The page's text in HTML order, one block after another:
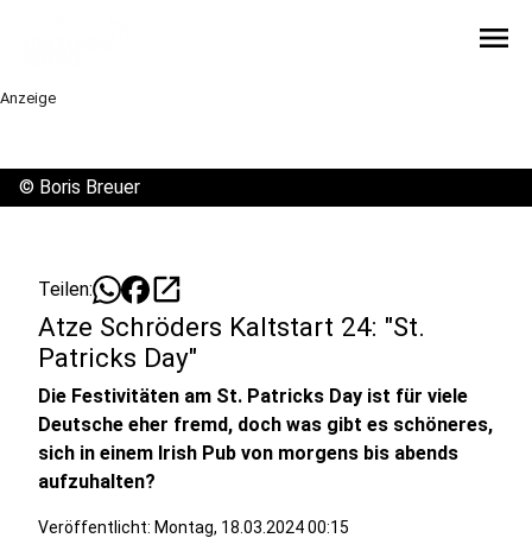
menu
Anzeige
© Boris Breuer
Teilen: open_in_new
Atze Schröders Kaltstart 24: "St.
Patricks Day"
Die Festivitäten am St. Patricks Day ist für viele
Deutsche eher fremd, doch was gibt es schöneres,
sich in einem Irish Pub von morgens bis abends
aufzuhalten?
Veröffentlicht: Montag, 18.03.2024 00:15